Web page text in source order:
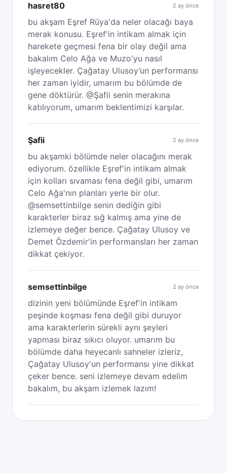
hasret80 2 ay önce
bu akşam Eşref Rüya'da neler olacağı baya
merak konusu. Eşref'in intikam almak için
harekete geçmesi fena bir olay değil ama
bakalım Celo Ağa ve Muzo'yu nasıl
işleyecekler. Çağatay Ulusoy’un performansı
her zaman iyidir, umarım bu bölümde de
gene döktürür. @Şafii senin merakına
katılıyorum, umarım beklentimizi karşılar.
Şafii 2 ay önce
bu akşamki bölümde neler olacağını merak
ediyorum. özellikle Eşref'in intikam almak
için kolları sıvaması fena değil gibi, umarım
Celo Ağa'nın planları yerle bir olur.
@semsettinbilge senin dediğin gibi
karakterler biraz sığ kalmış ama yine de
izlemeye değer bence. Çağatay Ulusoy ve
Demet Özdemir'in performansları her zaman
dikkat çekiyor.
semsettinbilge 2 ay önce
dizinin yeni bölümünde Eşref'in intikam
peşinde koşması fena değil gibi duruyor
ama karakterlerin sürekli aynı şeyleri
yapması biraz sıkıcı oluyor. umarım bu
bölümde daha heyecanlı sahneler izleriz,
Çağatay Ulusoy'un performansı yine dikkat
çeker bence. seni izlemeye devam edelim
bakalım, bu akşam izlemek lazım!